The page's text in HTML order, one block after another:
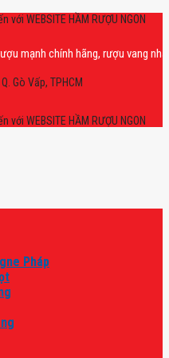
WEBSITE HẦM RƯỢU NGON
chính hãng, rượu vang nhập
Gò Vấp, TPHCM
WEBSITE HẦM RƯỢU NGON
Pháp